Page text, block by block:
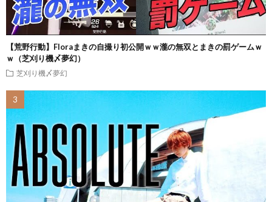
【荒野行動】Floraまきの自撮り初公開ｗｗ瀧の無双とまきの罰ゲームｗ
ｗ（芝刈り機〆夢幻）
芝刈り機〆夢幻